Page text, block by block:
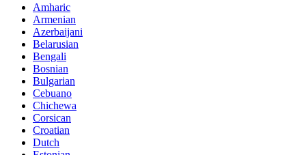
Amharic
Armenian
Azerbaijani
Belarusian
Bengali
Bosnian
Bulgarian
Cebuano
Chichewa
Corsican
Croatian
Dutch